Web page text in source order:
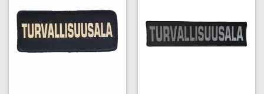
wishlist